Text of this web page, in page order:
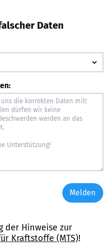
Daten
Melden
der Hinweise zur
Kraftstoffe (MTS)!